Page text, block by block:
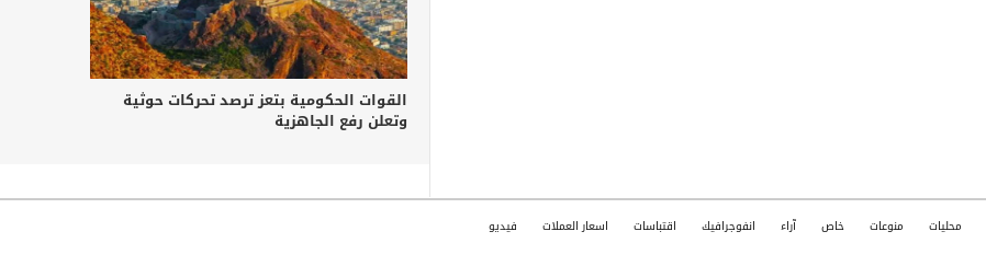
القوات الحكومية بتعز ترصد تحركات حوثية
وتعلن رفع الجاهزية
محليات منوعات خاص آراء انفوجرافيك اقتباسات اسعار العملات فيديو